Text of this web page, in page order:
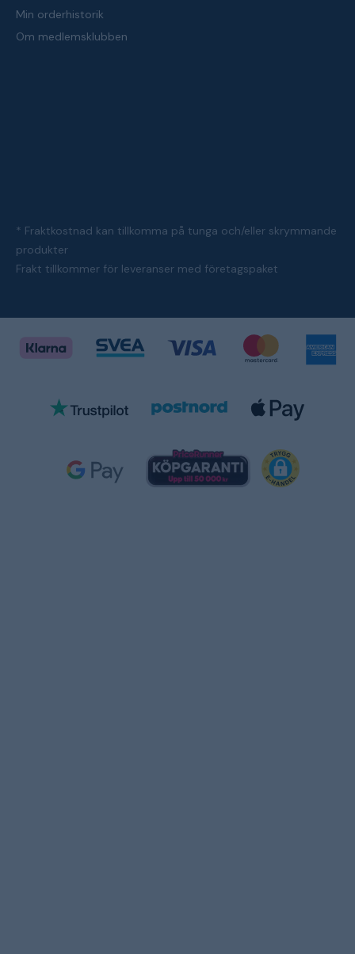
Min orderhistorik
Om medlemsklubben
* Fraktkostnad kan tillkomma på tunga och/eller skrymmande
produkter
Frakt tillkommer för leveranser med företagspaket